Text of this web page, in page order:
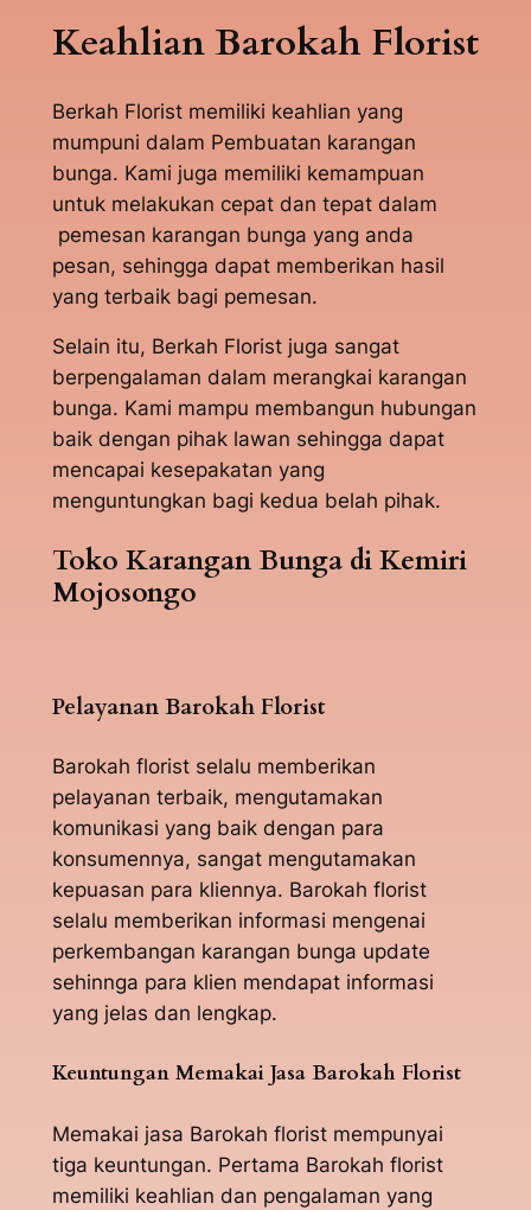
Keahlian Barokah Florist
Berkah Florist memiliki keahlian yang
mumpuni dalam Pembuatan karangan
bunga. Kami juga memiliki kemampuan
untuk melakukan cepat dan tepat dalam
pemesan karangan bunga yang anda
pesan, sehingga dapat memberikan hasil
yang terbaik bagi pemesan.
Selain itu, Berkah Florist juga sangat
berpengalaman dalam merangkai karangan
bunga. Kami mampu membangun hubungan
baik dengan pihak lawan sehingga dapat
mencapai kesepakatan yang
menguntungkan bagi kedua belah pihak.
Toko Karangan Bunga di Kemiri
Mojosongo
Pelayanan Barokah Florist
Barokah florist selalu memberikan
pelayanan terbaik, mengutamakan
komunikasi yang baik dengan para
konsumennya, sangat mengutamakan
kepuasan para kliennya. Barokah florist
selalu memberikan informasi mengenai
perkembangan karangan bunga update
sehinnga para klien mendapat informasi
yang jelas dan lengkap.
Keuntungan Memakai Jasa Barokah Florist
Memakai jasa Barokah florist mempunyai
tiga keuntungan. Pertama Barokah florist
memiliki keahlian dan pengalaman yang